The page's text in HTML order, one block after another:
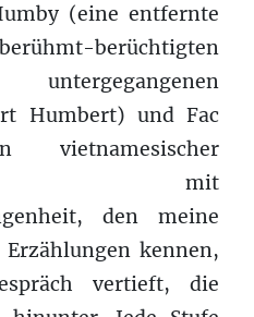
(eine entfernte
berüchtigten
Humbert) und Fac
mit
den meine
kennen,
vertieft, die